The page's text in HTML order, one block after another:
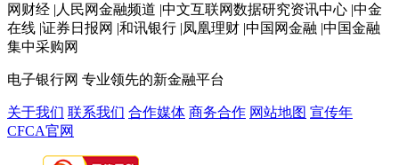
网财经 |人民网金融频道 |中文互联网数据研究资讯中心 |中金
在线 |证券日报网 |和讯银行 |凤凰理财 |中国网金融 |中国金融
集中采购网
电子银行网 专业领先的新金融平台
关于我们 联系我们 合作媒体 商务合作 网站地图 宣传年
CFCA官网